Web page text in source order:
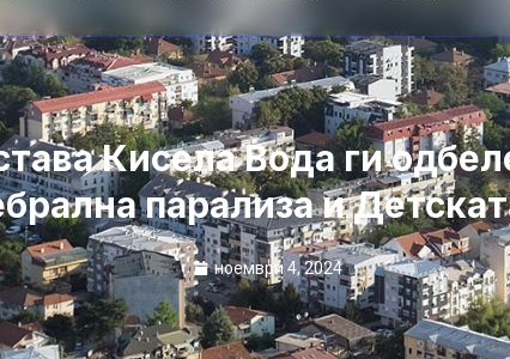
Кисела Вода ги
парализа и
ноември 4, 2024